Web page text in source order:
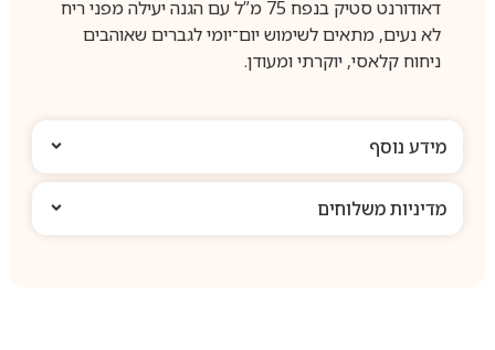
דאודורנט סטיק בנפח 75 מ”ל עם הגנה יעילה מפני ריח
לא נעים, מתאים לשימוש יום־יומי לגברים שאוהבים
ניחוח קלאסי, יוקרתי ומעודן.
מידע נוסף
מדיניות משלוחים